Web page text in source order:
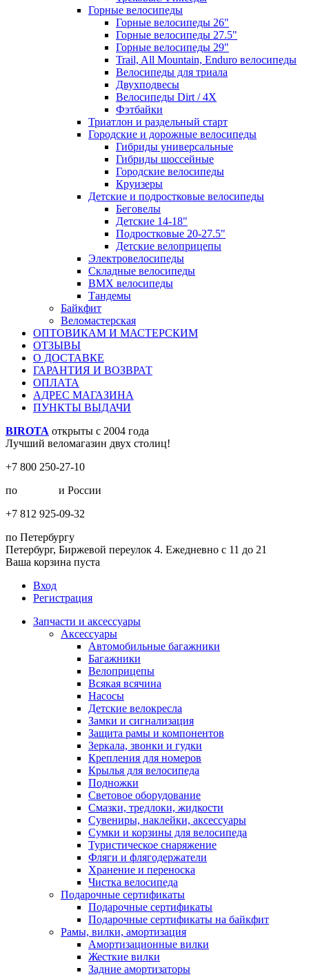
Горные велосипеды
Горные велосипеды 26"
Горные велосипеды 27.5"
Горные велосипеды 29"
Trail, All Mountain, Enduro велосипеды
Велосипеды для триала
Двухподвесы
Велосипеды Dirt / 4X
Фэтбайки
Триатлон и раздельный старт
Городские и дорожные велосипеды
Гибриды универсальные
Гибриды шоссейные
Городские велосипеды
Круизеры
Детские и подростковые велосипеды
Беговелы
Детские 14-18"
Подростковые 20-27.5"
Детские велоприцепы
Электровелосипеды
Складные велосипеды
BMX велосипеды
Тандемы
Байкфит
Веломастерская
ОПТОВИКАМ И МАСТЕРСКИМ
ОТЗЫВЫ
О ДОСТАВКЕ
ГАРАНТИЯ И ВОЗВРАТ
ОПЛАТА
АДРЕС МАГАЗИНА
ПУНКТЫ ВЫДАЧИ
BIROTA открыты с 2004 года
Лучший веломагазин двух столиц!
+7 800 250-27-10
по
и России
+7 812 925-09-32
по Петербургу
Петербург, Биржевой переулок 4. Ежедневно с 11 до 21
Ваша корзина пуста
Вход
Регистрация
Запчасти и аксессуары
Аксессуары
Автомобильные багажники
Багажники
Велоприцепы
Всякая всячина
Насосы
Детские велокресла
Замки и сигнализация
Защита рамы и компонентов
Зеркала, звонки и гудки
Крепления для номеров
Крылья для велосипеда
Подножки
Световое оборудование
Смазки, тредлоки, жидкости
Сувениры, наклейки, аксессуары
Сумки и корзины для велосипеда
Туристическое снаряжение
Фляги и флягодержатели
Хранение и переноска
Чистка велосипеда
Подарочные сертификаты
Подарочные сертификаты
Подарочные сертификаты на байкфит
Рамы, вилки, амортизация
Амортизационные вилки
Жесткие вилки
Задние амортизаторы